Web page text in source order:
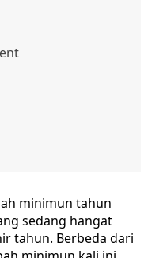
minimun tahun
sedang hangat
tahun. Berbeda dari